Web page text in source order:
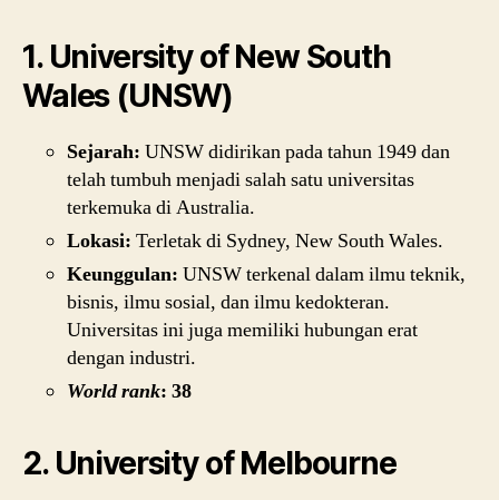
1. University of New South
Wales (UNSW)
Sejarah: UNSW didirikan pada tahun 1949 dan
telah tumbuh menjadi salah satu universitas
terkemuka di Australia.
Lokasi: Terletak di Sydney, New South Wales.
Keunggulan: UNSW terkenal dalam ilmu teknik,
bisnis, ilmu sosial, dan ilmu kedokteran.
Universitas ini juga memiliki hubungan erat
dengan industri.
World rank: 38
2. University of Melbourne